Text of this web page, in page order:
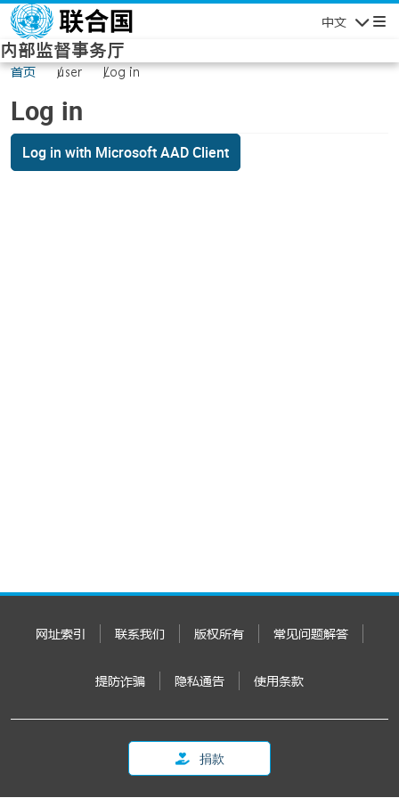
Skip to main content
中文
内部监督事务厅
首页 user Log in
Log in
Log in with Microsoft AAD Client
网址索引 联系我们 版权所有 常见问题解答
提防诈骗 隐私通告 使用条款
捐款